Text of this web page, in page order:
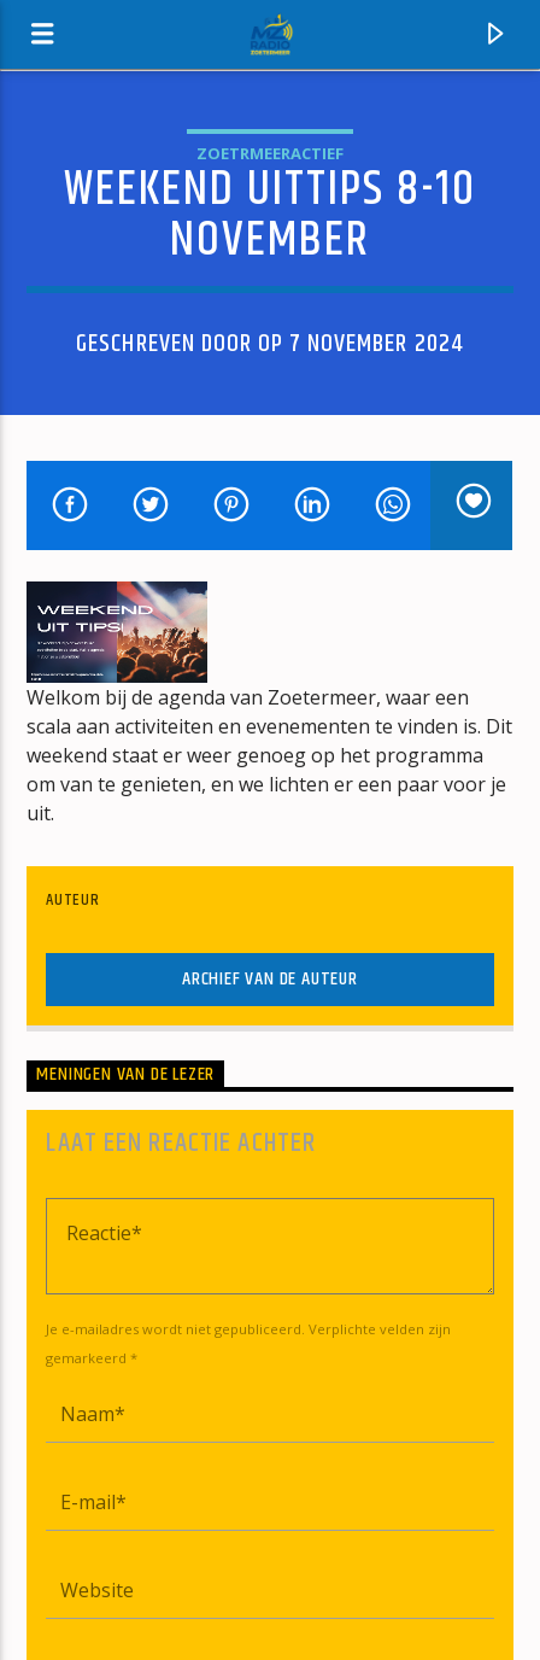
MZ-RADIO
HUIDIG NUMMER
BONT
JAN BERG
mz-radio
ZOETRMEERACTIEF
WEEKEND UITTIPS 8-10
NOVEMBER
GESCHREVEN DOOR OP 7 NOVEMBER 2024
Welkom bij de agenda van Zoetermeer, waar een
scala aan activiteiten en evenementen te vinden is. Dit
weekend staat er weer genoeg op het programma
om van te genieten, en we lichten er een paar voor je
uit.
AUTEUR
ARCHIEF VAN DE AUTEUR
MENINGEN VAN DE LEZER
LAAT EEN REACTIE ACHTER
Je e-mailadres wordt niet gepubliceerd. Verplichte velden zijn
gemarkeerd *